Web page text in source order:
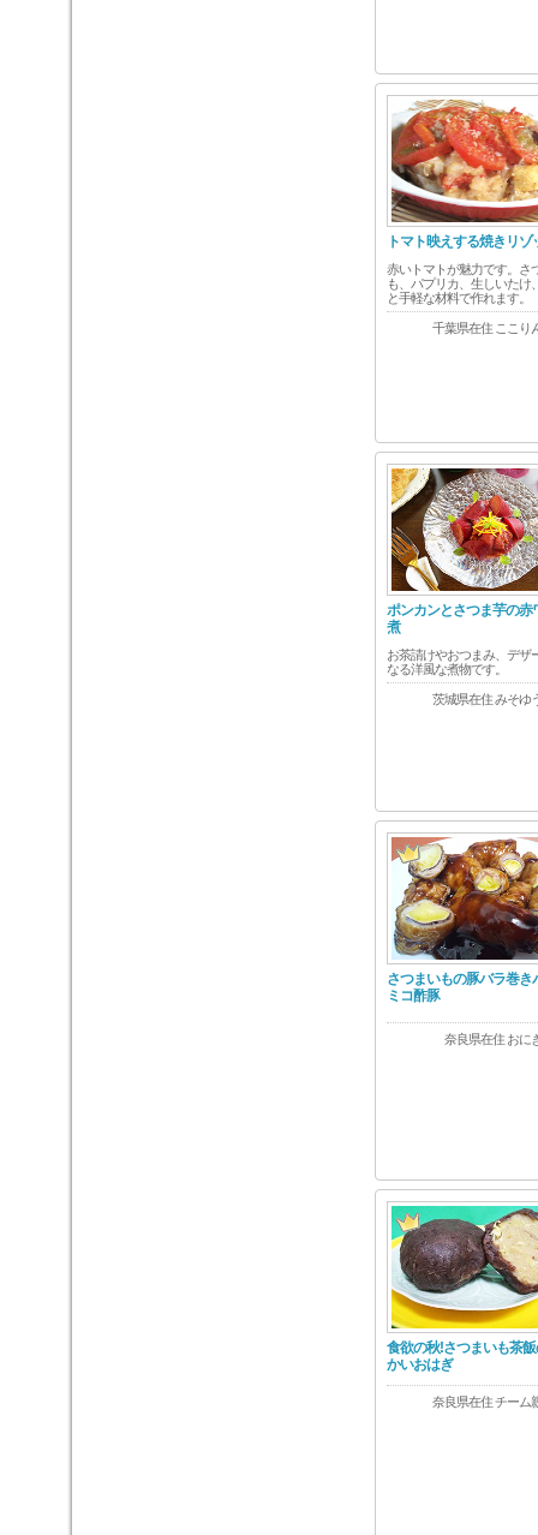
トマト映えする焼きリゾ
赤いトマトが魅力です。さ
も、パプリカ、生しいたけ
と手軽な材料で作れます。
千葉県在住 ここり
ポンカンとさつま芋の赤
煮
お茶請けやおつまみ、デザ
なる洋風な煮物です。
茨城県在住 みそゆ
さつまいもの豚バラ巻き
ミコ酢豚
奈良県在住 おに
食欲の秋!さつまいも茶
かいおはぎ
奈良県在住 チーム